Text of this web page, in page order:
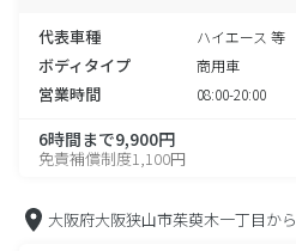
代表車種 ハイエース 等
ボディタイプ 商用車
営業時間 08:00-20:00
6時間まで9,900円
免責補償制度1,100円
大阪府大阪狭山市茱萸木一丁目から